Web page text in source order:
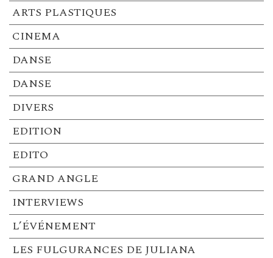
ARTS PLASTIQUES
CINEMA
DANSE
DANSE
DIVERS
EDITION
EDITO
GRAND ANGLE
INTERVIEWS
L’ÉVÉNEMENT
LES FULGURANCES DE JULIANA